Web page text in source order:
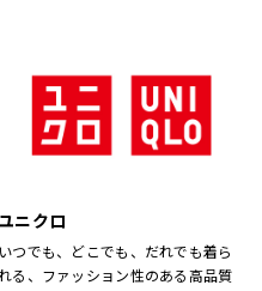
ユニクロ
いつでも、どこでも、だれでも着ら
る、ファッション性のある高品質